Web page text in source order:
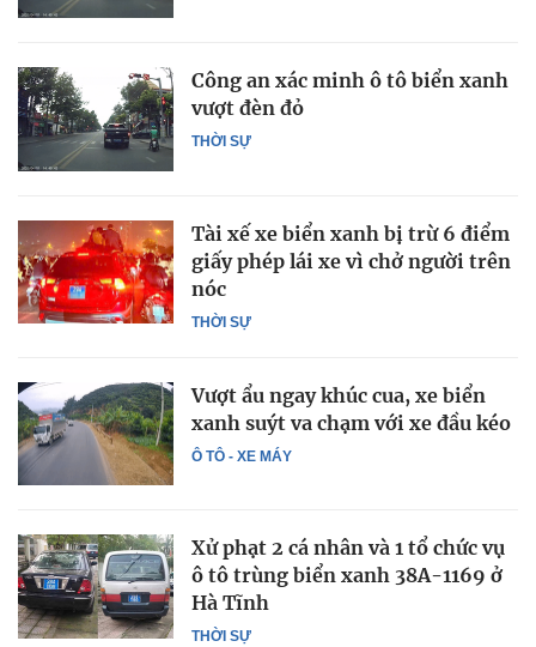
THỜI SỰ
Công an xác minh ô tô biển xanh
vượt đèn đỏ
THỜI SỰ
Tài xế xe biển xanh bị trừ 6 điểm
giấy phép lái xe vì chở người trên
nóc
Ô TÔ - XE MÁY
Vượt ẩu ngay khúc cua, xe biển
xanh suýt va chạm với xe đầu kéo
THỜI SỰ
Xử phạt 2 cá nhân và 1 tổ chức vụ
ô tô trùng biển xanh 38A-1169 ở
Hà Tĩnh